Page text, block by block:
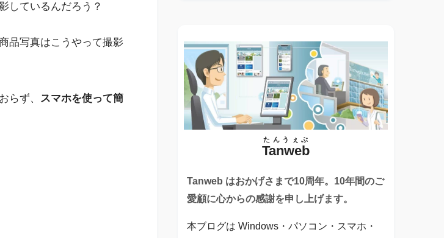
しているんだろう？
品写真はこうやって撮影
らず、
スマホを使って簡
Tanweb
たんうぇぶ
Tanweb はおかげさまで10周年。10年間のご
愛顧に心からの感謝を申し上げます。
本ブログは Windows・パソコン・スマホ・